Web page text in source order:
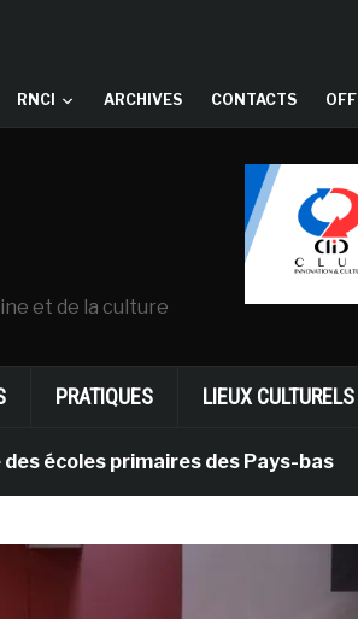
RNCI ARCHIVES CONTACTS
et de la culture
PRATIQUES LIEUX CULTURELS
primaires des Pays-bas il y